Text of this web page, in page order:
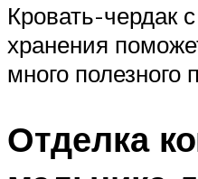
Кровать-чердак
хранения
много полезного
Отделка